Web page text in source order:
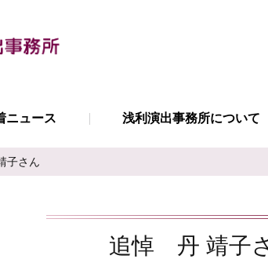
ニュース 浅利演出事務所について
子さん
追悼 丹 靖子